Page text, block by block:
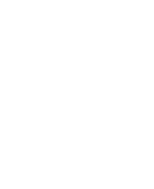
e le
o sono
e/o al Software
esaustivo, qualsiasi
acquisto,
ricevuta o e-
rinnovo).
base gratuita, a